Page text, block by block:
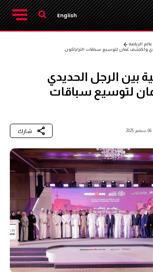
English
الرياضة
واكتشف عُمان لتوسيع سباقات التراياثلون
بين الرجل الحديدي
لتوسيع سباقات
06 سبتمبر 2025 شارك